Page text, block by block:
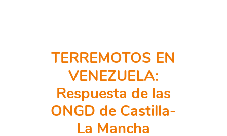
TERREMOTOS EN
VENEZUELA:
Respuesta de las
ONGD de Castilla-
La Mancha